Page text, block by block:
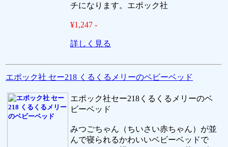
チになります。エポック社
¥1,247 -
詳しく見る
エポック社 セー218 くるくるメリーのベビーベッド
エポック社セー218くるくるメリーのベ
ビーベッド
みつごちゃん（ちいさい赤ちゃん）が並
んで寝られるかわいいベビーベッドで